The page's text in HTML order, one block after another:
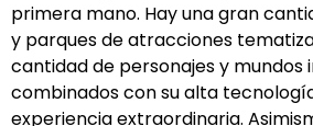
primera mano. Hay una gran
y parques de atracciones
cantidad de personajes y mundos
combinados con su alta
experiencia extraordinaria.